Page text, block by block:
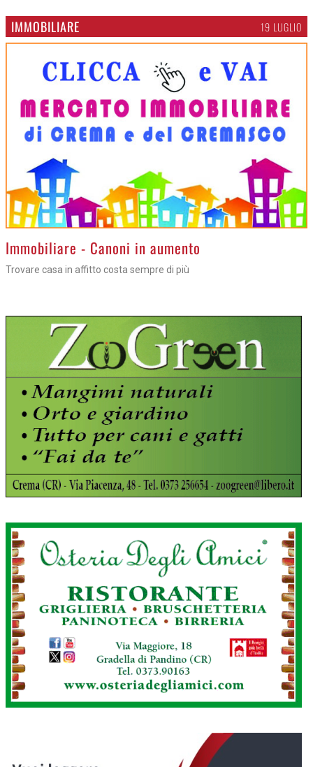
IMMOBILIARE 19 LUGLIO
>Immobiliare - Canoni in aumento
Trovare casa in affitto costa sempre di più